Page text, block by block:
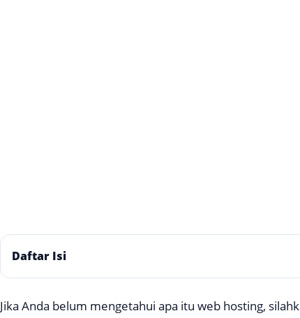
Daftar Isi
Jika Anda belum mengetahui apa itu web hosting,